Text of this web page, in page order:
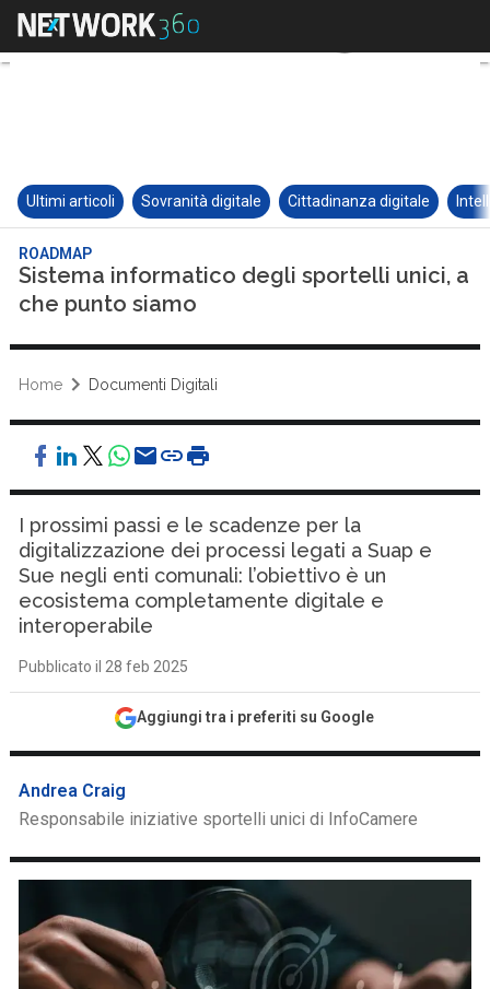
Ultimi articoli Sovranità digitale Cittadinanza digitale
ROADMAP
Sistema informatico degli sportelli unici, a
che punto siamo
Home Documenti Digitali
I prossimi passi e le scadenze per la
digitalizzazione dei processi legati a Suap e
Sue negli enti comunali: l’obiettivo è un
ecosistema completamente digitale e
interoperabile
Pubblicato il 28 feb 2025
Aggiungi tra i preferiti su Google
Andrea Craig
Responsabile iniziative sportelli unici di InfoCamere